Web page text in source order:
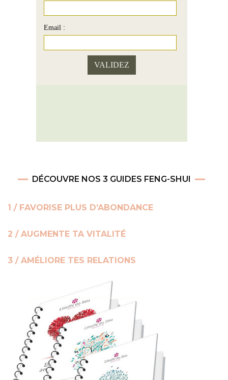
Email :
DÉCOUVRE NOS 3 GUIDES FENG-SHUI
1 / FAVORISE PLUS D’ABONDANCE
2 / AUGMENTE TA VITALITÉ
3 / AMÉLIORE TES RELATIONS